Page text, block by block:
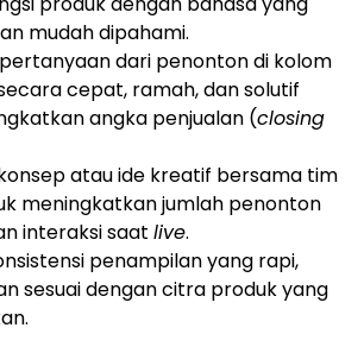
mudah dipahami.
dari penonton di kolom
cepat, ramah, dan solutif
angka penjualan (closing
atau ide kreatif bersama tim
meningkatkan jumlah penonton
interaksi saat live.
penampilan yang rapi,
sesuai dengan citra produk yang